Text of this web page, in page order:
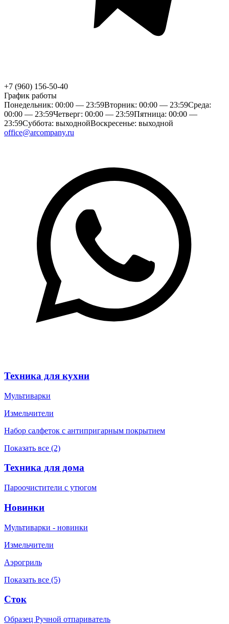
+7 (960) 156-50-40
График работы
Понедельник: 00:00 — 23:59Вторник: 00:00 — 23:59Среда:
00:00 — 23:59Четверг: 00:00 — 23:59Пятница: 00:00 —
23:59Суббота: выходнойВоскресенье: выходной
office@arcompany.ru
Техника для кухни
Мультиварки
Измельчители
Набор салфеток с антипригарным покрытием
Показать все (2)
Техника для дома
Пароочистители с утюгом
Новинки
Мультиварки - новинки
Измельчители
Аэрогриль
Показать все (5)
Сток
Образец Ручной отпариватель